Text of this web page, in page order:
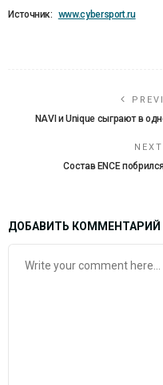
Источник: www.cybersport.ru
NAVI и Unique сыграют в
Состав ENCE
ДОБАВИТЬ КОММЕНТАРИЙ